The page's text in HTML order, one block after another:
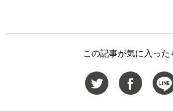
この記事が気に入った